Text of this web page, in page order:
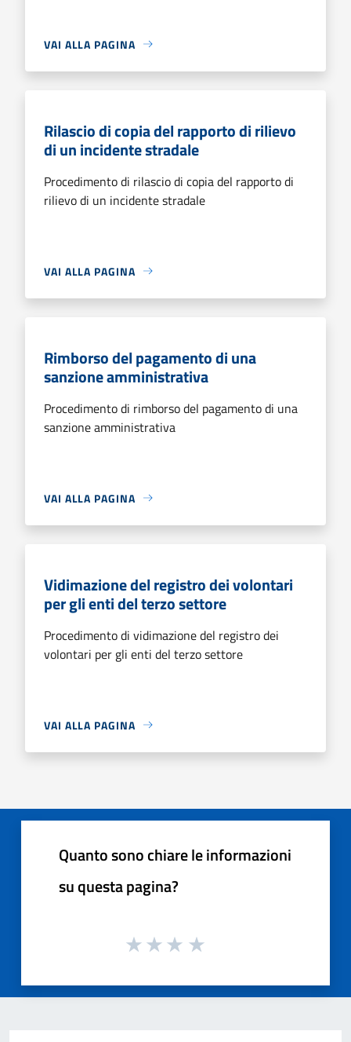
VAI ALLA PAGINA
Rilascio di copia del rapporto di rilievo
di un incidente stradale
Procedimento di rilascio di copia del rapporto di
rilievo di un incidente stradale
VAI ALLA PAGINA
Rimborso del pagamento di una
sanzione amministrativa
Procedimento di rimborso del pagamento di una
sanzione amministrativa
VAI ALLA PAGINA
Vidimazione del registro dei volontari
per gli enti del terzo settore
Procedimento di vidimazione del registro dei
volontari per gli enti del terzo settore
VAI ALLA PAGINA
Quanto sono chiare le informazioni
su questa pagina?